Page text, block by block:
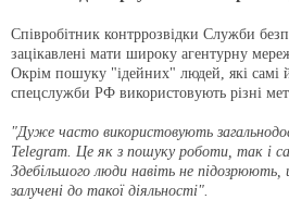
Співробітник контррозвідки Служби
зацікавлені мати широку агентурну
Окрім пошуку "ідейних" людей, які самі
спецслужби РФ використовують різні
"Дуже часто використовують
Telegram. Це як з пошуку роботи, так і
Здебільшого люди навіть не
залучені до такої діяльності".